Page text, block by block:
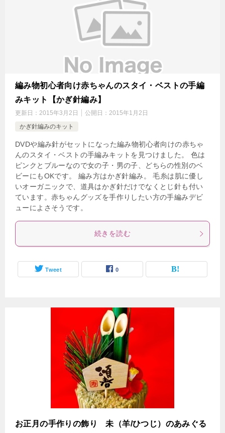
編み物初心者向け赤ちゃんのスタイ・ベストの手編
みキット【かぎ針編み】
更新日： 2015年3月2日 公開日： 2015年1月2日
かぎ針編みのキット
DVDや編み針がセットになった編み物初心者向けの赤ちゃ
んのスタイ・ベストの手編みキットを見つけました。 色は
ピンクとブルーなので女の子・男の子、どちらの性別のベ
ビーにもOKです。 編み方はかぎ針編み。 毛糸は肌に優し
いオーガニックで、道具はかぎ針だけでなくとじ針も付い
ています。赤ちゃんグッズを手作りしたい方の手編みデビ
ューによさそうです。
続きを読む
Tweet 0
お正月の手作りの飾り 未（羊/ひつじ）のあみぐる